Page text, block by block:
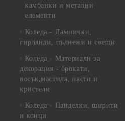
камбанки и метални
елементи
Коледа - Лампички,
гирлянди, пълнежи и свещи
Коледа - Материали за
декорация - брокати,
восък,мастила, пасти и
кристали
Коледа - Панделки, ширити
и конци